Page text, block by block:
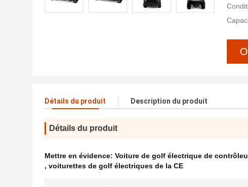
Détails du produit Description du produit
Détails du produit
Mettre en évidence: Voiture de golf électrique de
, voiturettes de golf électriques de la CE